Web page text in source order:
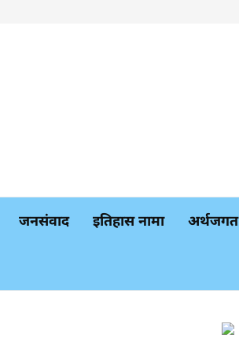
जनसंवाद इतिहास नामा अर्थजगत